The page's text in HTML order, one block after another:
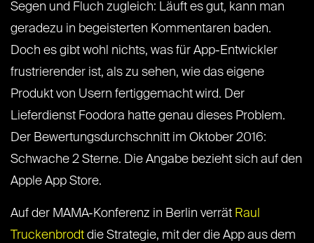
Segen und Fluch zugleich: Läuft es gut, kann man
geradezu in begeisterten Kommentaren baden.
Doch es gibt wohl nichts, was für App-Entwickler
frustrierender ist, als zu sehen, wie das eigene
Produkt von Usern fertiggemacht wird. Der
Lieferdienst Foodora hatte genau dieses Problem.
Der Bewertungsdurchschnitt im Oktober 2016:
Schwache 2 Sterne. Die Angabe bezieht sich auf den
Apple App Store.
Auf der MAMA-Konferenz in Berlin verrät Raul
Truckenbrodt die Strategie, mit der die App aus dem